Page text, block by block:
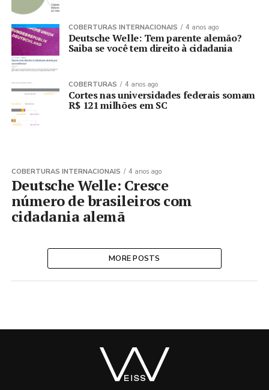
COBERTURAS INTERNACIONAIS 4 anos ago
Deutsche Welle: Tem parente alemão?
Saiba se você tem direito à cidadania
COBERTURAS 4 anos ago
Cortes nas universidades federais somam
R$ 121 milhões em SC
COBERTURAS INTERNACIONAIS 4 anos ago
Deutsche Welle: Cresce
número de brasileiros com
cidadania alemã
MORE POSTS